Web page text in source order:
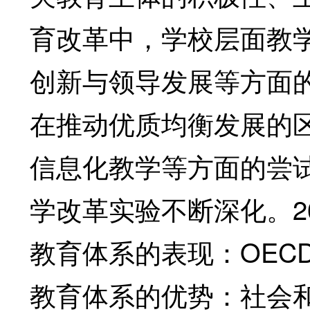
育改革中，学校层面教
创新与领导发展等方面
在推动优质均衡发展的
信息化教学等方面的尝
学改革实验不断深化。
教育体系的表现：
教育体系的优势：社会